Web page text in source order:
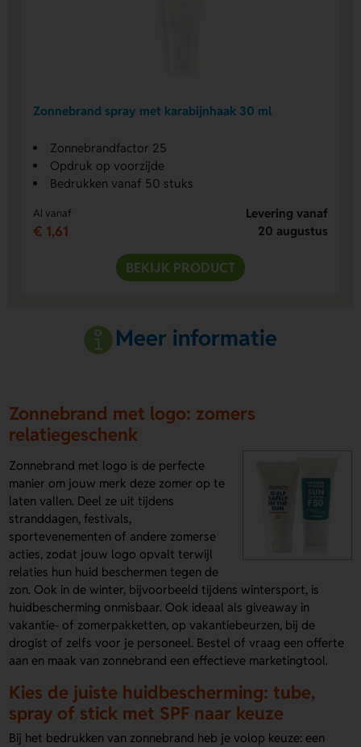
Zonnebrand spray met karabijnhaak 30 ml
Zonnebrandfactor 25
Opdruk op voorzijde
Bedrukken vanaf 50 stuks
Al vanaf
€ 1,61
Levering vanaf
20 augustus
BEKIJK PRODUCT
Meer informatie
Zonnebrand met logo: zomers
relatiegeschenk
Zonnebrand met logo is de perfecte
manier om jouw merk deze zomer op te
laten vallen. Deel ze uit tijdens
stranddagen, festivals,
sportevenementen of andere zomerse
acties, zodat jouw logo opvalt terwijl
relaties hun huid beschermen tegen de
zon. Ook in de winter, bijvoorbeeld tijdens wintersport, is
huidbescherming onmisbaar. Ook ideaal als giveaway in
vakantie- of zomerpakketten, op vakantiebeurzen, bij de
drogist of zelfs voor je personeel. Bestel of vraag een offerte
aan en maak van zonnebrand een effectieve marketingtool.
Kies de juiste huidbescherming: tube,
spray of stick met SPF naar keuze
Bij het bedrukken van zonnebrand heb je volop keuze: een